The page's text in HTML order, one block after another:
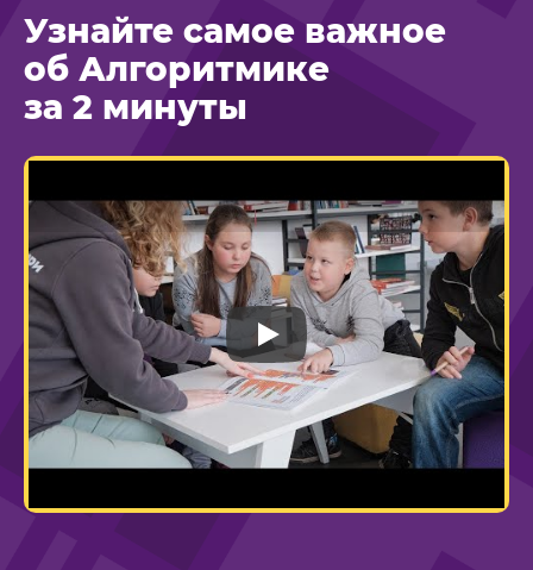
Узнайте самое важное
об Алгоритмике
за 2 минуты
Play